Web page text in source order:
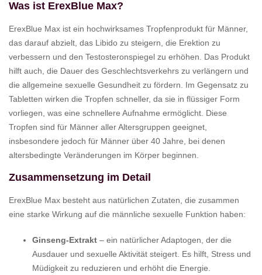
Was ist ErexBlue Max?
ErexBlue Max ist ein hochwirksames Tropfenprodukt für Männer,
das darauf abzielt, das Libido zu steigern, die Erektion zu
verbessern und den Testosteronspiegel zu erhöhen. Das Produkt
hilft auch, die Dauer des Geschlechtsverkehrs zu verlängern und
die allgemeine sexuelle Gesundheit zu fördern. Im Gegensatz zu
Tabletten wirken die Tropfen schneller, da sie in flüssiger Form
vorliegen, was eine schnellere Aufnahme ermöglicht. Diese
Tropfen sind für Männer aller Altersgruppen geeignet,
insbesondere jedoch für Männer über 40 Jahre, bei denen
altersbedingte Veränderungen im Körper beginnen.
Zusammensetzung im Detail
ErexBlue Max besteht aus natürlichen Zutaten, die zusammen
eine starke Wirkung auf die männliche sexuelle Funktion haben:
Ginseng-Extrakt – ein natürlicher Adaptogen, der die
Ausdauer und sexuelle Aktivität steigert. Es hilft, Stress und
Müdigkeit zu reduzieren und erhöht die Energie.